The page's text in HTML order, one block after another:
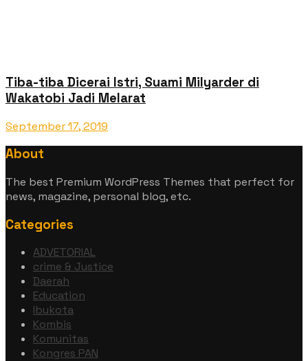
Tiba-tiba Dicerai Istri, Suami Milyarder di
Wakatobi Jadi Melarat
September 17, 2019
About
The best Premium WordPress Themes that perfect for
news, magazine, personal blog, etc.
Categories
ADVETORIAL
crime & Justice
Daerah
Education
Ibukota
Kombis
Komunitas
Kongres PAN